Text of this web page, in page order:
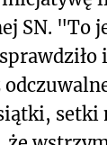
SN. "To
setki